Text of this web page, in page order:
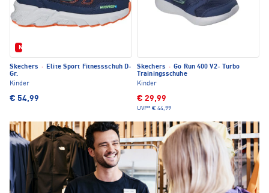
Neu
Skechers ·
Elite Sport Fitnessschuh D-
Gr.
Kinder
€ 54,99
Skechers · Go Run 400 V2- Turbo
Trainingsschuhe
Kinder
€ 29,99
UVP* € 44,99